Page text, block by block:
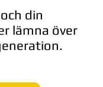
din
lämna över